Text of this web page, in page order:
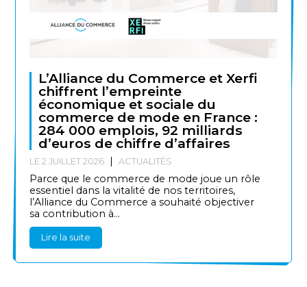
L’Alliance du Commerce et Xerfi
chiffrent l’empreinte
économique et sociale du
commerce de mode en France :
284 000 emplois, 92 milliards
d’euros de chiffre d’affaires
LE 2 JUILLET 2026 ACTUALITÉS
Parce que le commerce de mode joue un rôle
essentiel dans la vitalité de nos territoires,
l’Alliance du Commerce a souhaité objectiver
sa contribution à...
Lire la suite